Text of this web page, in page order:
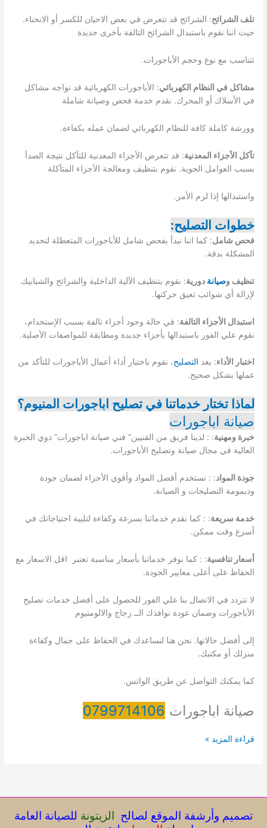
تلف الشرائح: الشرائح قد تتعرض في بعض الاحيان للكسر أو الانحناء.
حيث اننا نقوم باستبدال الشرائح التالفة بأخرى جديدة
تتناسب مع نوع وحجم الأباجورات.
مشاكل في النظام الكهربائي: الأباجورات الكهربائية قد تواجه مشاكل
في الأسلاك أو المحرك. نقدم خدمة فحص وصيانة شاملة
وورشة كاملة كافة للنظام الكهربائي لضمان عمله بكفاءة.
تآكل الأجزاء المعدنية: قد تتعرض الأجزاء المعدنية للتآكل نتيجة الصدأ
بسبب العوامل الجوية. نقوم بتنظيف ومعالجة الأجزاء المتآكلة
واستبدالها إذا لزم الأمر.
خطوات التصليح:
فحص شامل: كما اننا نبدأ بفحص شامل للأباجورات المتعطلة لتحديد
المشكلة بدقة.
تنظيف وصيانةدورية: نقوم بتنظيف الآلية الداخلية والشرائح والشبابيك
لإزالة أي شوائب تعيق حركتها.
استبدال الأجزاء التالفة: في حالة وجود أجزاء تالفة بسبب الإستخدام،
نقوم علي الفور باستبدالها بأجزاء جديدة ومطابقة للمواصفات الأصلية.
اختبار الأداء: بعد التصليح، نقوم باختبار أداء أعمال الأباجورات للتأكد من
عملها بشكل صحيح.
لماذا تختار خدماتنا في تصليح اباجورات المنيوم؟
صيانة اباجورات
خبرة ومهنية: : لدينا فريق من الفنيين” فني صيانة اباجورات” ذوي الخبرة
العالية في مجال صيانة وتصليح الأباجورات.
جودة المواد: : نستخدم أفضل المواد وأقوي الأجزاء لضمان جودة
وديمومة التصليحات و الصيانة.
خدمة سريعة: : كما نقدم خدماتنا بسرعة وكفاءة لتلبية احتياجاتك في
أسرع وقت ممكن.
أسعار تنافسية: : كما نوفر خدماتنا بأسعار مناسبة تعتبر اقل الاسعار مع
الحفاظ على أعلى معايير الجودة.
لا تتردد في الاتصال بنا علي الفور للحصول على أفضل خدمات تصليح
الأباجورات وضمان عودة نوافذك الــ زجاج والالومنيوم
إلى أفضل حالاتها. نحن هنا لنساعدك في الحفاظ على جمال وكفاءة
منزلك أو مكتبك.
كما يمكنك التواصل عن طريق الواتس.
صيانة اباجورات 0799714106
صيانة
قراءة المزيد »
تصميم وأرشفة الموقع لصالح الزيتونة للصيانة العامة